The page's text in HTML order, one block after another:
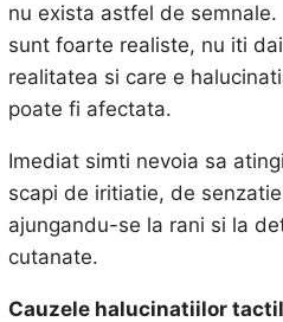
nu exista astfel de
sunt foarte realiste, nu iti
realitatea si care e
poate fi afectata.
Imediat simti nevoia sa
scapi de iritiatie, de
ajungandu-se la rani si la
cutanate.
Cauzele halucinatiilor